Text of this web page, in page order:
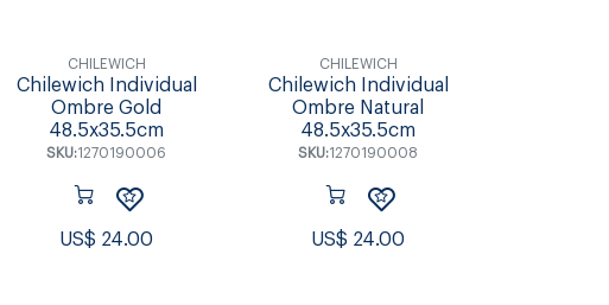
CHILEWICH
Chilewich Individual
Ombre Gold
48.5x35.5cm
SKU:1270190006
US$ 24.00
CHILEWICH
Chilewich Individual
Ombre Natural
48.5x35.5cm
SKU:1270190008
US$ 24.00